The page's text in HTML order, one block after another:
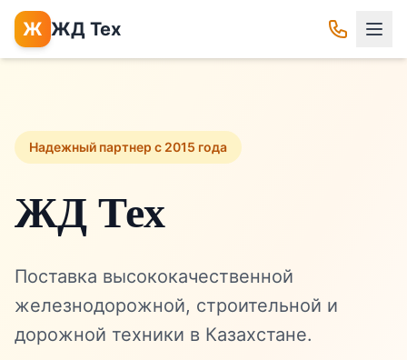
Ж ЖД Тех
Надежный партнер с 2015 года
ЖД Тех
Поставка высококачественной
железнодорожной, строительной и
дорожной техники в Казахстане.